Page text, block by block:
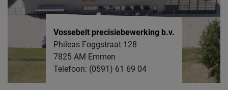
Vossebelt precisiebewerking b.v.
Phileas Foggstraat 128
7825 AM Emmen
Telefoon: (0591) 61 69 04